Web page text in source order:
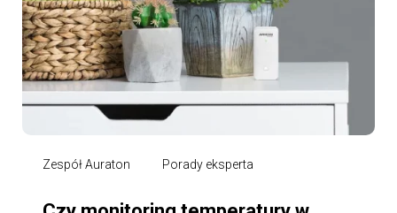
Zespół Auraton Porady eksperta